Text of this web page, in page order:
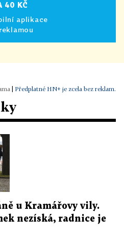
40 KČ
aplikace
Předplatné HN+ je zcela bez reklam.
u Kramářovy vily.
nezíská, radnice je